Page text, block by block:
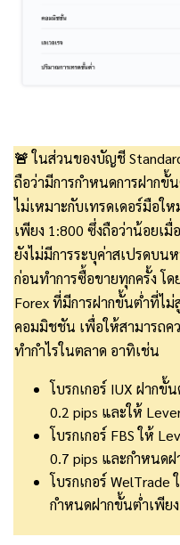
🚨ในส่วนของบัญชี
ถือว่ามีการกำหนดการฝากขั้
ไม่เหมาะกับเทรดเดอร์มือใ
เพียง 1:800 ซึ่งถือว่าน้อยเ
ยังไม่มีการระบุค่าสเปรดบน
ก่อนทำการซื้อขายทุกครั้ง โด
Forex ที่มีการฝากขั้นต่ำที่ไม่
คอมมิชชัน เพื่อให้สามารถค
ทำกำไรในตลาด อาทิเช่น
โบรกเกอร์ IUX ฝากขั้
0.2 pips และให้
โบรกเกอร์ FBS ให้
0.7 pips และกำหนด
โบรกเกอร์
กำหนดฝากขั้นต่ำเพีย